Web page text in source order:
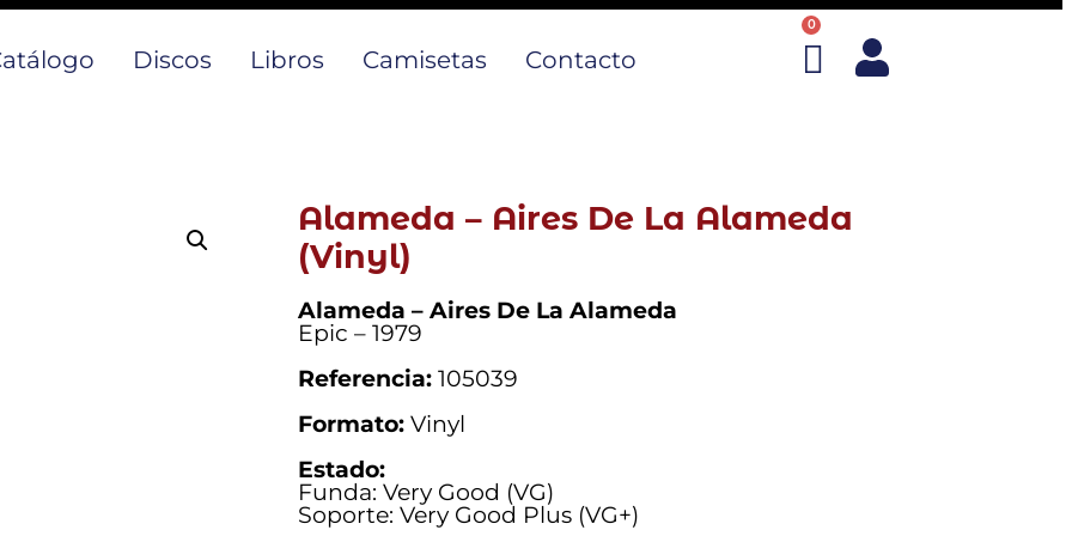
Discos Libros Camisetas Contacto
0
Alameda – Aires De La Alameda
(Vinyl)
Alameda – Aires De La Alameda
Epic – 1979
Referencia: 105039
Formato: Vinyl
Estado:
Funda: Very Good (VG)
Soporte: Very Good Plus (VG+)